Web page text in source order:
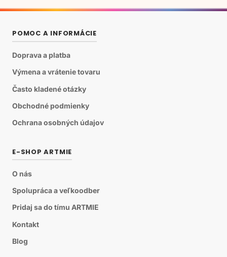
POMOC A INFORMÁCIE
Doprava a platba
Výmena a vrátenie tovaru
Často kladené otázky
Obchodné podmienky
Ochrana osobných údajov
E-SHOP ARTMIE
O nás
Spolupráca a veľkoodber
Pridaj sa do tímu ARTMIE
Kontakt
Blog